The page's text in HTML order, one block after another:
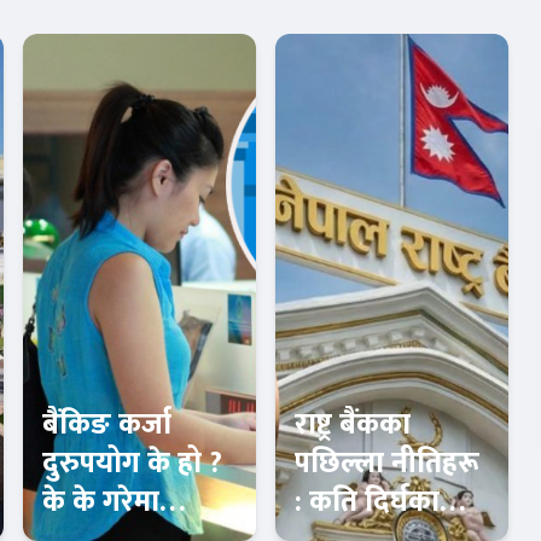
बैंकिङ कर्जा
दुरुपयोग के हो ?
के के गरेमा
राष्ट्र बैंकका
पछिल्ला नीतिहरू
: कति दिर्घकालीन